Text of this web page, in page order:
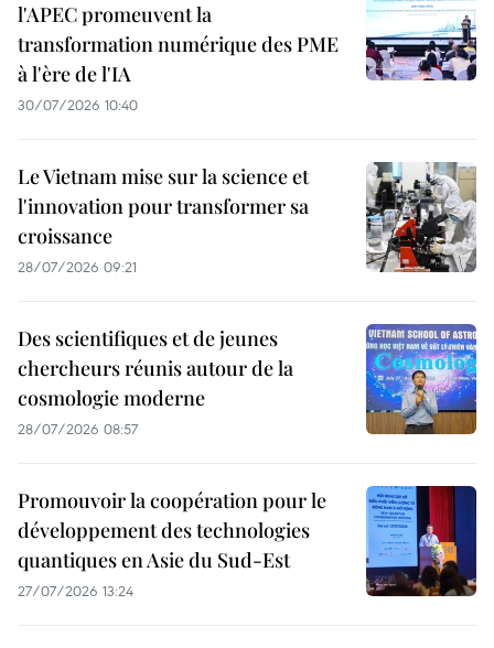
l'APEC promeuvent la
transformation numérique des PME
à l'ère de l'IA
30/07/2026 10:40
Le Vietnam mise sur la science et
l'innovation pour transformer sa
croissance
28/07/2026 09:21
Des scientifiques et de jeunes
chercheurs réunis autour de la
cosmologie moderne
28/07/2026 08:57
Promouvoir la coopération pour le
développement des technologies
quantiques en Asie du Sud-Est
27/07/2026 13:24